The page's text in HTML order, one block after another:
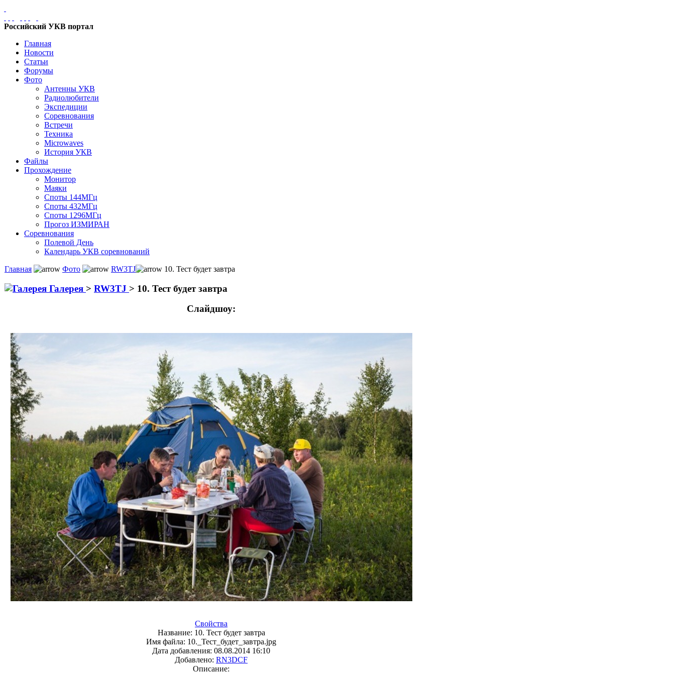
Российский УКВ портал
Главная
Новости
Статьи
Форумы
Фото
Антенны УКВ
Радиолюбители
Экспедиции
Соревнования
Встречи
Техника
Microwaves
История УКВ
Файлы
Прохождение
Монитор
Маяки
Споты 144МГц
Споты 432МГц
Споты 1296МГц
Прогоз ИЗМИРАН
Соревнования
Полевой День
Календарь УКВ соревнований
Главная Фото RW3TJ 10. Тест будет завтра
Галерея > RW3TJ > 10. Тест будет завтра
Слайдшоу:
Свойства
Название: 10. Тест будет завтра
Имя файла: 10._Тест_будет_завтра.jpg
Дата добавления: 08.08.2014 16:10
Добавлено: RN3DCF
Описание: